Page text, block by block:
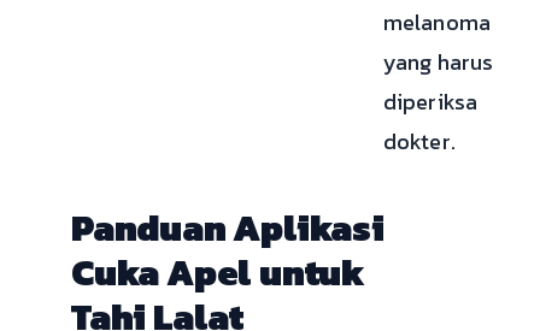
melanoma
yang harus
diperiksa
dokter.
Panduan Aplikasi
Cuka Apel untuk
Tahi Lalat